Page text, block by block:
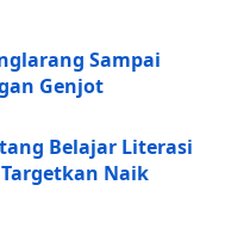
Sampai
Genjot
Belajar Literasi
Naik